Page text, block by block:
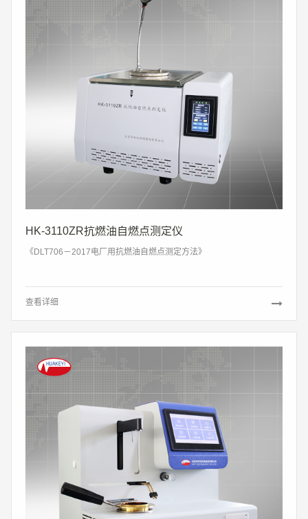
HK-3110ZR抗燃油自燃点测定仪
《DLT706－2017电厂用抗燃油自燃点测定方法》
查看详细